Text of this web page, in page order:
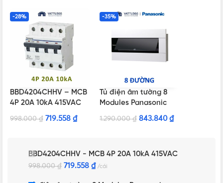
-28%
BBD4204CHHV – MCB
4P 20A 10kA 415VAC
998.000₫ 719.558 ₫
-35%
Tủ điện âm tường 8
Modules Panasonic
BQDX08T11AV màu
1.290.000₫ 843.840 ₫
BBD4204CHHV - MCB 4P 20A 10kA 415VAC
998.000₫ 719.558 ₫ cái